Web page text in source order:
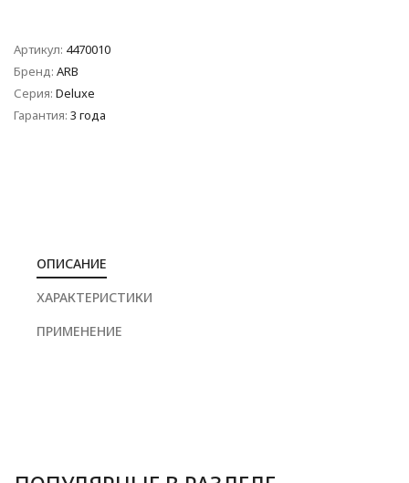
Артикул: 4470010
Бренд: ARB
Серия: Deluxe
Гарантия: 3 года
ОПИСАНИЕ
ХАРАКТЕРИСТИКИ
ПРИМЕНЕНИЕ